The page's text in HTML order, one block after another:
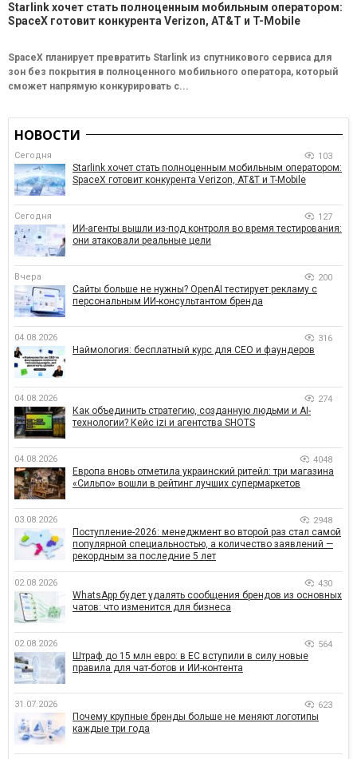
Starlink хочет стать полноценным мобильным оператором:
SpaceX готовит конкурента Verizon, AT&T и T-Mobile
SpaceX планирует превратить Starlink из спутникового сервиса для
зон без покрытия в полноценного мобильного оператора, который
сможет напрямую конкурировать с...
НОВОСТИ
Сегодня 103
Starlink хочет стать полноценным мобильным оператором:
SpaceX готовит конкурента Verizon, AT&T и T-Mobile
Сегодня 127
ИИ-агенты вышли из-под контроля во время тестирования:
они атаковали реальные цели
Вчера 200
Сайты больше не нужны? OpenAI тестирует рекламу с
персональным ИИ-консультантом бренда
04.08.2026 316
Наймология: бесплатный курс для CEO и фаундеров
04.08.2026 274
Как объединить стратегию, созданную людьми и AI-
технологии? Кейс izi и агентства SHOTS
04.08.2026 4048
Европа вновь отметила украинский ритейл: три магазина
«Сильпо» вошли в рейтинг лучших супермаркетов
03.08.2026 2948
Поступление-2026: менеджмент во второй раз стал самой
популярной специальностью, а количество заявлений —
рекордным за последние 5 лет
02.08.2026 430
WhatsApp будет удалять сообщения брендов из основных
чатов: что изменится для бизнеса
02.08.2026 564
Штраф до 15 млн евро: в ЕС вступили в силу новые
правила для чат-ботов и ИИ-контента
31.07.2026 623
Почему крупные бренды больше не меняют логотипы
каждые три года